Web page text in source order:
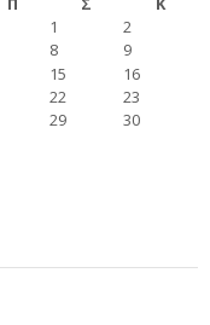
1
2
8
9
15
16
22
23
29
30